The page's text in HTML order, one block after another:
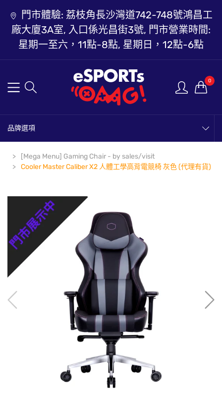
門市體驗: 荔枝角長沙灣道742-748號鴻昌工
廠大廈3A室, 入口係光昌街3號, 門市營業時間:
星期一至六，11點-8點, 星期日，12點-6點
0
品牌選項
[Mega Menu] Gaming Chair - by sales/visit
Cooler Master Caliber X2 人體工學高背電競椅 灰色 (代理有貨)